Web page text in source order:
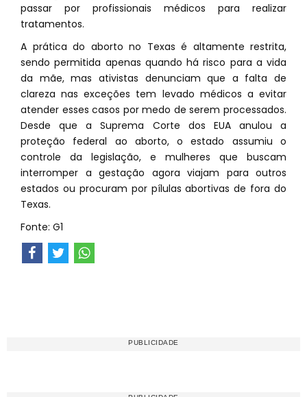
passar por profissionais médicos para realizar
tratamentos.
A prática do aborto no Texas é altamente restrita,
sendo permitida apenas quando há risco para a vida
da mãe, mas ativistas denunciam que a falta de
clareza nas exceções tem levado médicos a evitar
atender esses casos por medo de serem processados.
Desde que a Suprema Corte dos EUA anulou a
proteção federal ao aborto, o estado assumiu o
controle da legislação, e mulheres que buscam
interromper a gestação agora viajam para outros
estados ou procuram por pílulas abortivas de fora do
Texas.
Fonte: G1